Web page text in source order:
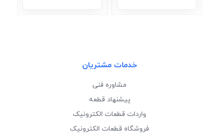
خدمات مشتریان
مشاوره فنی
پیشنهاد قطعه
واردات قطعات الکترونیک
فروشگاه قطعات الکترونیک